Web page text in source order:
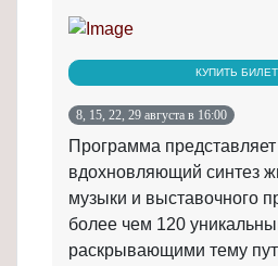
КУПИТЬ
8, 15, 22, 29 августа в 16:00
Программа
вдохновляющий синтез
музыки и выставочного
более чем 120
раскрывающими тему